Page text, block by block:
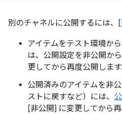
別のチャネルに公開するには、[
アイテムをテスト環境か
は、公開設定を非公開か
更してから再度公開します
公開済みのアイテムを非
ストに戻すなど）には、
[非公開] に変更してから